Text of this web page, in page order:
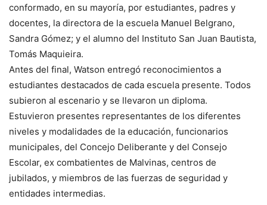
conformado, en su mayoría, por estudiantes, padres y
docentes, la directora de la escuela Manuel Belgrano,
Sandra Gómez; y el alumno del Instituto San Juan Bautista,
Tomás Maquieira.
Antes del final, Watson entregó reconocimientos a
estudiantes destacados de cada escuela presente. Todos
subieron al escenario y se llevaron un diploma.
Estuvieron presentes representantes de los diferentes
niveles y modalidades de la educación, funcionarios
municipales, del Concejo Deliberante y del Consejo
Escolar, ex combatientes de Malvinas, centros de
jubilados, y miembros de las fuerzas de seguridad y
entidades intermedias.